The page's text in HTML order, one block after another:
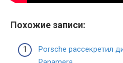
Похожие записи:
Porsche рассекретил